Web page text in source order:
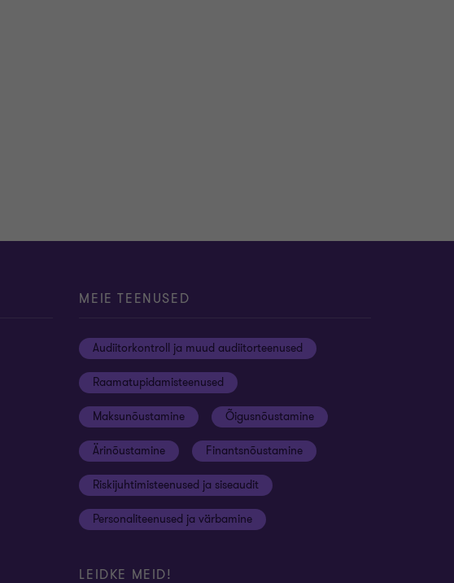
MEIE TEENUSED
Audiitorkontroll ja muud audiitorteenused
Raamatupidamisteenused
Maksunõustamine Õigusnõustamine
Ärinõustamine Finantsnõustamine
Riskijuhtimisteenused ja siseaudit
Personaliteenused ja värbamine
LEIDKE MEID!